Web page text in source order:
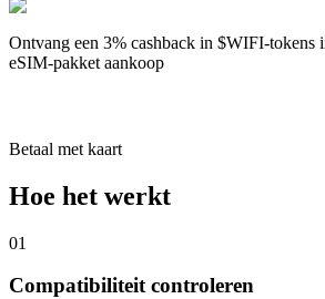
Ontvang een 3% cashback in $WIFI-tokens
eSIM-pakket aankoop
Betaal met kaart
Hoe het werkt
01
Compatibiliteit controleren